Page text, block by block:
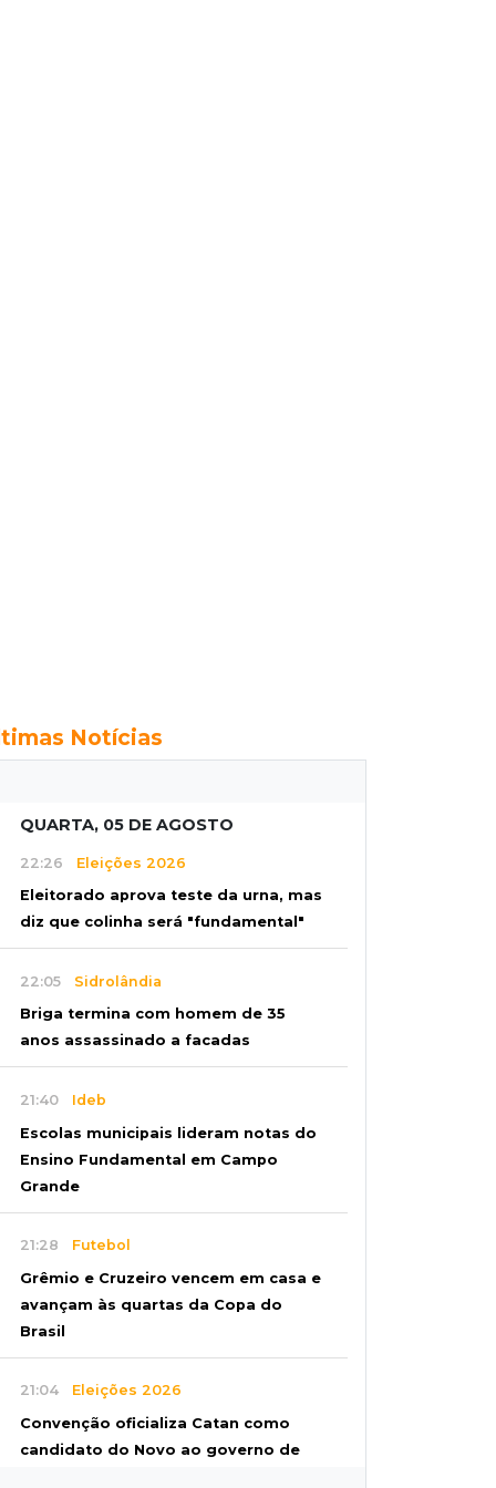
Notícias
QUARTA, 05 DE AGOSTO
22:26 Eleições 2026
Eleitorado aprova teste da urna, mas
diz que colinha será "fundamental"
22:05 Sidrolândia
Briga termina com homem de 35
anos assassinado a facadas
21:40 Ideb
Escolas municipais lideram notas do
Ensino Fundamental em Campo
Grande
21:28 Futebol
Grêmio e Cruzeiro vencem em casa e
avançam às quartas da Copa do
Brasil
21:04 Eleições 2026
Convenção oficializa Catan como
candidato do Novo ao governo de